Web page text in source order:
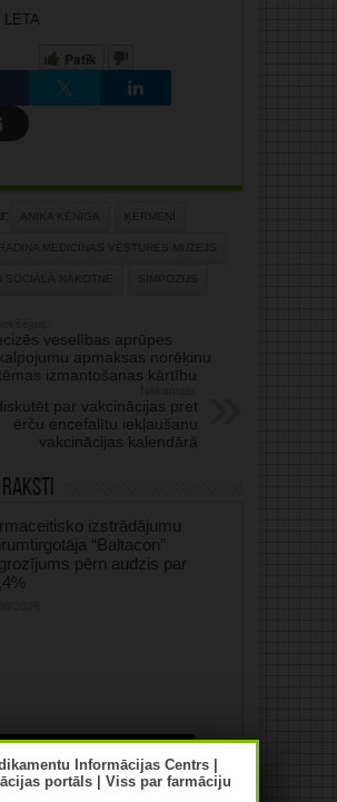
Patīk
ANIKA KĒNIGA ĶERMEŅI
MEDICĪNAS VĒSTURES MUZEJS
SOCIĀLĀ NĀKOTNE
veselības aprūpes
apmaksas norēķinu
izmantošanas kārtību
par vakcinācijas pret
ērču encefalītu iekļaušanu
vakcinācijas kalendārā
raksti
izstrādājumu
“Baltacon”
pērn audzis par